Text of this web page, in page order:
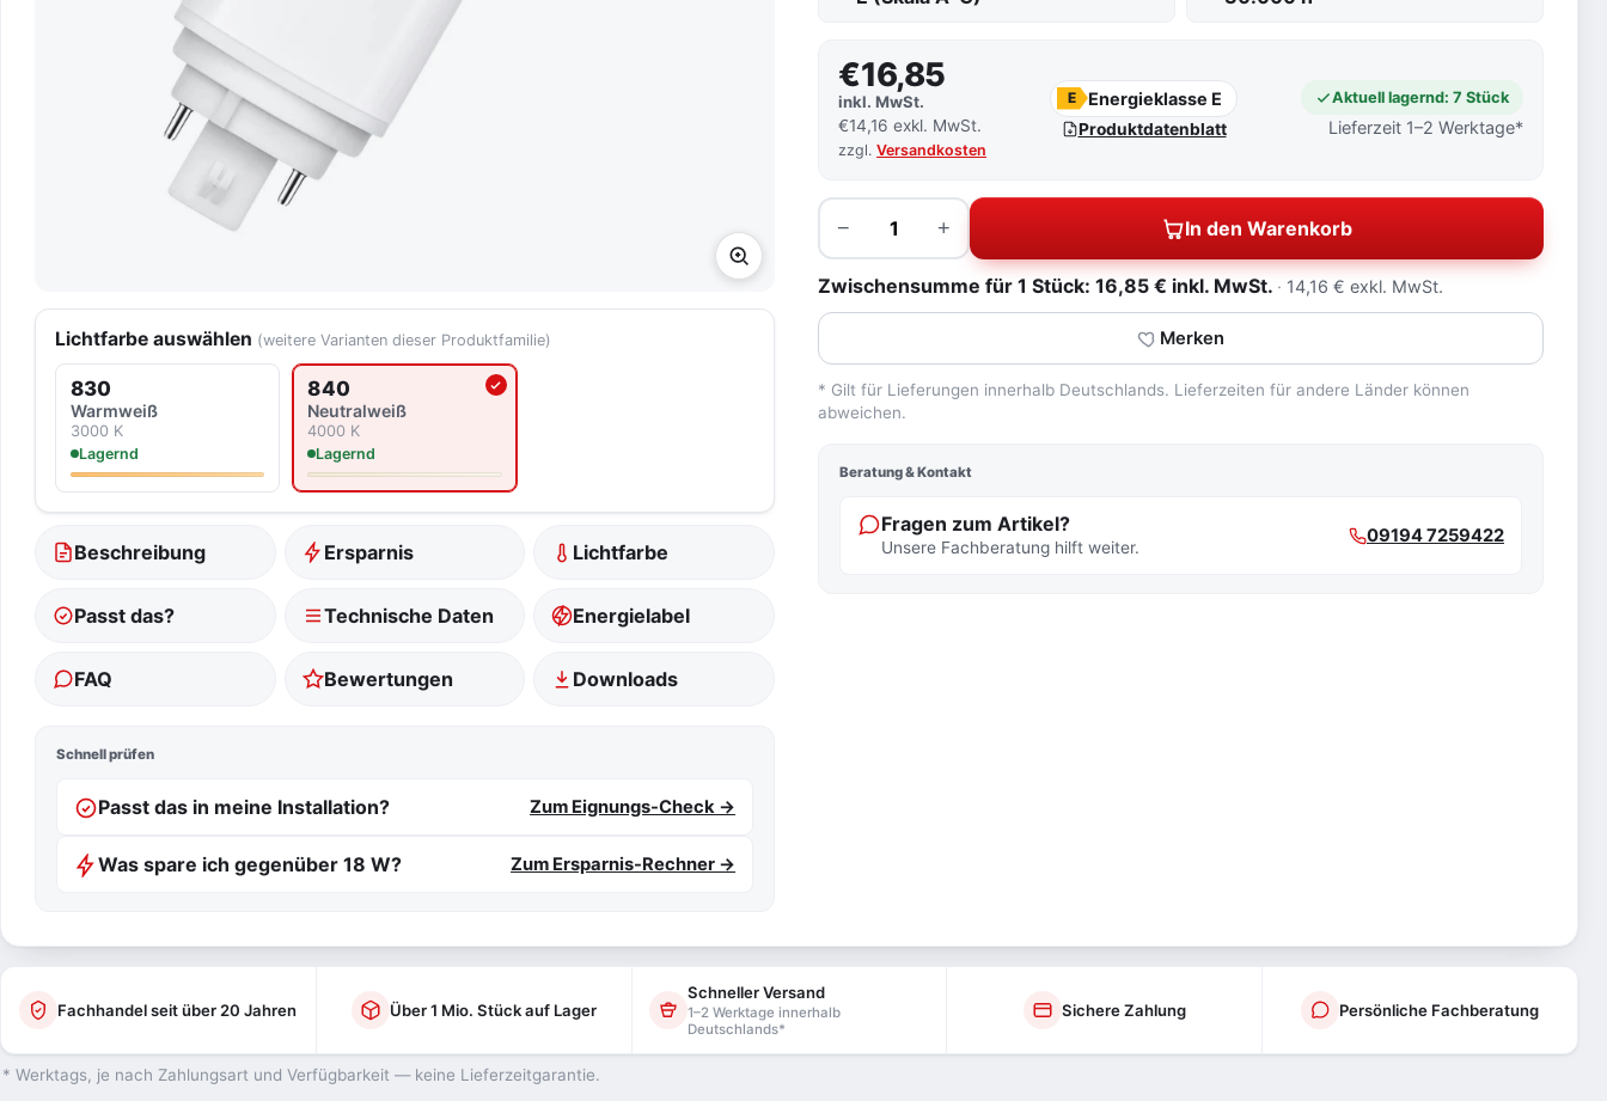
Lichtfarbe auswählen (weitere Varianten dieser Produktfamilie)
830
Warmweiß
3000 K
Lagernd
840
Neutralweiß
4000 K
Lagernd
Aktuell ausgewählte Lichtfarbe
Beschreibung Ersparnis Lichtfarbe
Passt das? Technische Daten Energielabel
FAQ Bewertungen Downloads
Schnell prüfen
Passt das in meine Installation? Zum Eignungs-Check →
Was spare ich gegenüber 18 W? Zum Ersparnis-Rechner →
€16,85
inkl. MwSt.
€14,16 exkl. MwSt.
zzgl.Versandkosten
E Energieklasse E
Produktdatenblatt
Aktuell lagernd: 7 Stück
Lieferzeit 1–2 Werktage*
−
Menge
+ In den Warenkorb
Zwischensumme für 1 Stück: 16,85 € inkl. MwSt. 14,16 € exkl. MwSt.
Merken
* Gilt für Lieferungen innerhalb Deutschlands. Lieferzeiten für andere Länder können
abweichen.
Beratung & Kontakt
Fragen zum Artikel?
Unsere Fachberatung hilft weiter.
09194 7259422
Fachhandel seit über 20 Jahren Über 1 Mio. Stück auf Lager
Schneller Versand
1–2 Werktage innerhalb
Deutschlands*
Sichere Zahlung Persönliche Fachberatung
* Werktags, je nach Zahlungsart und Verfügbarkeit — keine Lieferzeitgarantie.